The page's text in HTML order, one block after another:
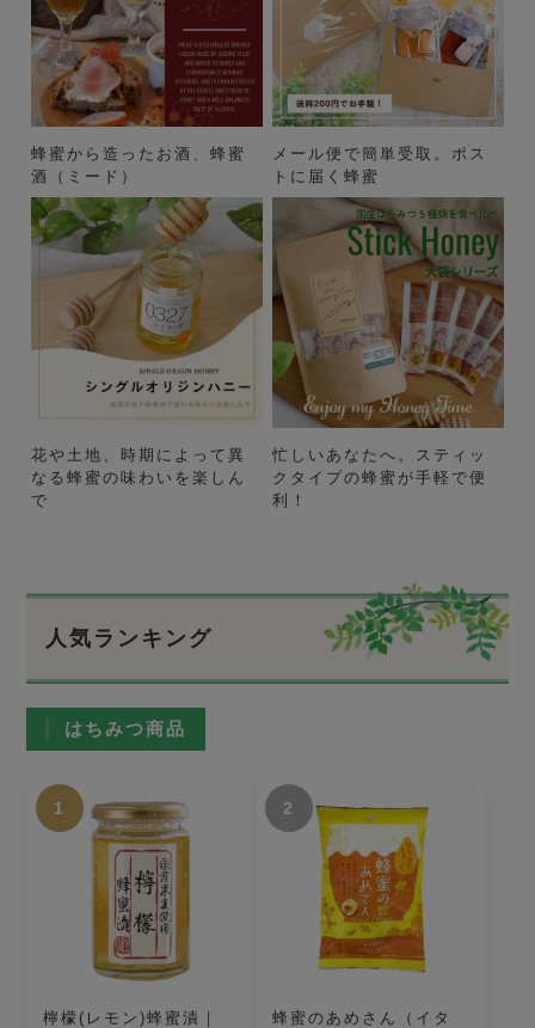
蜂蜜から造ったお酒、蜂蜜
酒（ミード）
メール便で簡単受取。ポス
トに届く蜂蜜
花や土地、時期によって異
なる蜂蜜の味わいを楽しん
で
忙しいあなたへ。スティッ
クタイプの蜂蜜が手軽で便
利！
人気ランキング
はちみつ商品
1
檸檬(レモン)蜂蜜漬｜
2
蜂蜜のあめさん（イタ